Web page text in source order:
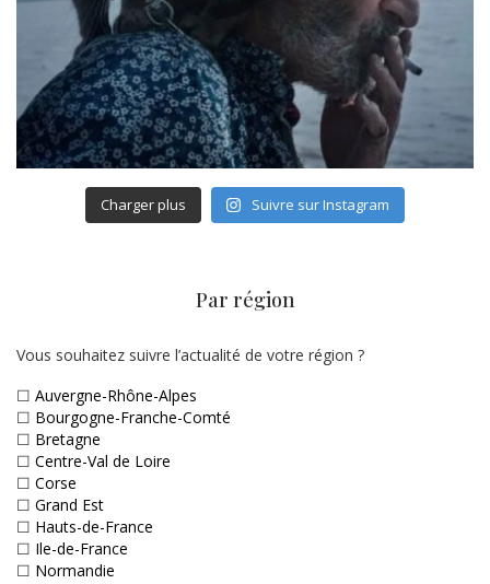
Charger plus Suivre sur Instagram
Par région
Vous souhaitez suivre l’actualité de votre région ?
☐ Auvergne-Rhône-Alpes
☐ Bourgogne-Franche-Comté
☐ Bretagne
☐ Centre-Val de Loire
☐ Corse
☐ Grand Est
☐ Hauts-de-France
☐ Ile-de-France
☐ Normandie